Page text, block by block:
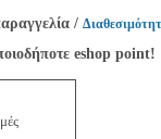
/
eshop point!